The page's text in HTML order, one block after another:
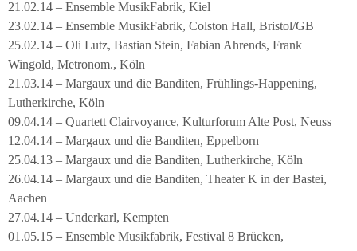
21.02.14 – Ensemble MusikFabrik, Kiel
23.02.14 – Ensemble MusikFabrik, Colston Hall, Bristol/GB
25.02.14 – Oli Lutz, Bastian Stein, Fabian Ahrends, Frank
Wingold, Metronom., Köln
21.03.14 – Margaux und die Banditen, Frühlings-Happening,
Lutherkirche, Köln
09.04.14 – Quartett Clairvoyance, Kulturforum Alte Post, Neuss
12.04.14 – Margaux und die Banditen, Eppelborn
25.04.13 – Margaux und die Banditen, Lutherkirche, Köln
26.04.14 – Margaux und die Banditen, Theater K in der Bastei,
Aachen
27.04.14 – Underkarl, Kempten
01.05.15 – Ensemble Musikfabrik, Festival 8 Brücken,